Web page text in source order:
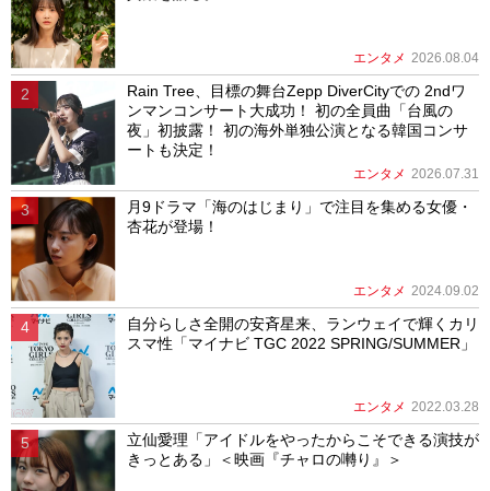
エンタメ 2026.08.04
Rain Tree、目標の舞台Zepp DiverCityでの 2ndワ
ンマンコンサート大成功！ 初の全員曲「台風の
夜」初披露！ 初の海外単独公演となる韓国コンサ
ートも決定！
エンタメ 2026.07.31
月9ドラマ「海のはじまり」で注目を集める女優・
杏花が登場！
エンタメ 2024.09.02
自分らしさ全開の安斉星来、ランウェイで輝くカリ
スマ性「マイナビ TGC 2022 SPRING/SUMMER」
エンタメ 2022.03.28
立仙愛理「アイドルをやったからこそできる演技が
きっとある」＜映画『チャロの囀り』＞